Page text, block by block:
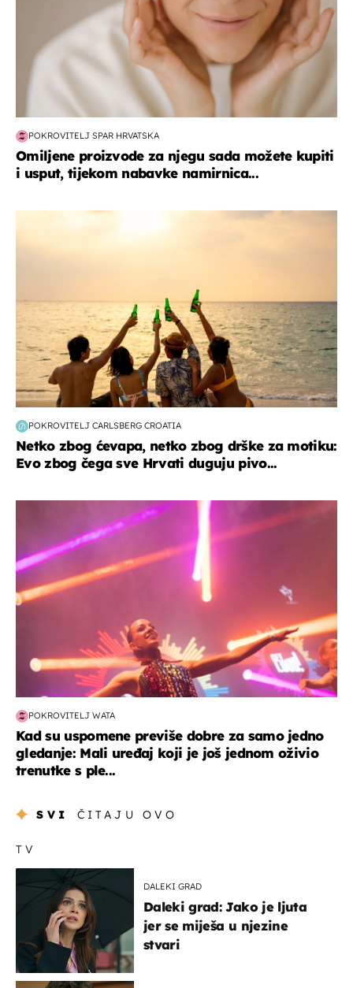
POKROVITELJ SPAR HRVATSKA
Omiljene proizvode za njegu sada možete kupiti
i usput, tijekom nabavke namirnica...
POKROVITELJ CARLSBERG CROATIA
Netko zbog ćevapa, netko zbog drške za motiku:
Evo zbog čega sve Hrvati duguju pivo...
POKROVITELJ WATA
Kad su uspomene previše dobre za samo jedno
gledanje: Mali uređaj koji je još jednom oživio
trenutke s ple...
SVI ČITAJU OVO
TV
DALEKI GRAD
Daleki grad: Jako je ljuta
jer se miješa u njezine
stvari